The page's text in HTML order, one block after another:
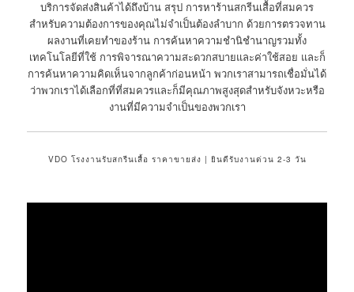
บริการจัดส่งสินค้าได้ถึงบ้าน สรุป การหาร้านสกรีนเสื้อที่สมควร
สำหรับความต้องการของคุณไม่จำเป็นต้องลำบาก ด้วยการตรวจทาน
ผลงานที่เคยทำของร้าน การค้นหาความชำนิชำนาญรวมทั้ง
เทคโนโลยีที่ใช้ การพิจารณาความสะดวกสบายและค่าใช้สอย และก็
การค้นหาความคิดเห็นจากลูกค้าก่อนหน้า พวกเราสามารถเชื่อมั่นได้
ว่าพวกเราได้เลือกที่ที่สมควรและก็มีคุณภาพสูงสุดสำหรับจังหวะหรือ
งานที่มีความจำเป็นของพวกเรา
VDO โรงงานรับสกรีนเสื้อ ราคาขายส่ง | ยินดีรับงานด่วน 2-3 วัน